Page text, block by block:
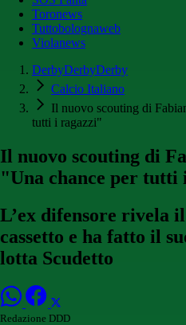
Toronews
Tuttobolognaweb
Violanews
DerbyDerbyDerby
Calcio Italiano
Il nuovo scouting di
tutti i ragazzi"
Il nuovo scouting di
"Una chance per tutti
L’ex difensore rivela il
cassetto e ha fatto il
lotta Scudetto
Redazione DDD